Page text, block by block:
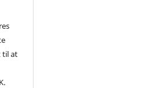
til at